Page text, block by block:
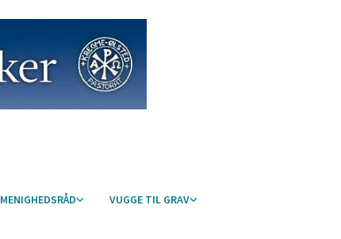
MENIGHEDSRÅD VUGGE TIL GRAV